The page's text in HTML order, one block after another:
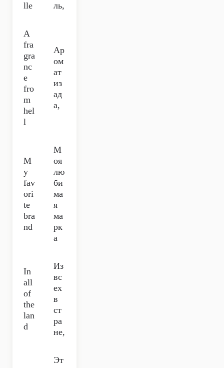
lle
ль,
A
fra
gra
nc
e
fro
m
hel
l
Ар
ом
ат
из
ад
а,
M
y
fav
ori
te
bra
nd
М
оя
лю
би
ма
я
ма
рк
а
In
all
of
the
lan
d
Из
вс
ех
в
ст
ра
не,
Эт